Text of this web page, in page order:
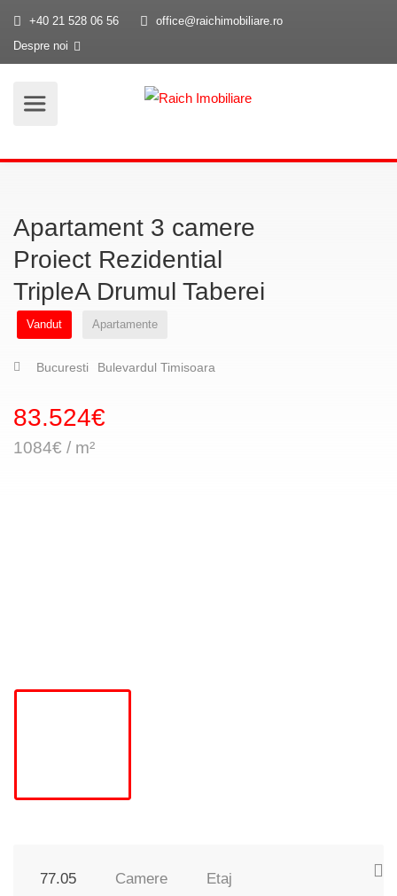
+40 21 528 06 56
office@raichimobiliare.ro
Despre noi
Apartament 3 camere
Proiect Rezidential
TripleA Drumul Taberei
Vandut Apartamente
Bucuresti Bulevardul Timisoara
83.524€
1084€ / m²
77.05
Camere
Etaj